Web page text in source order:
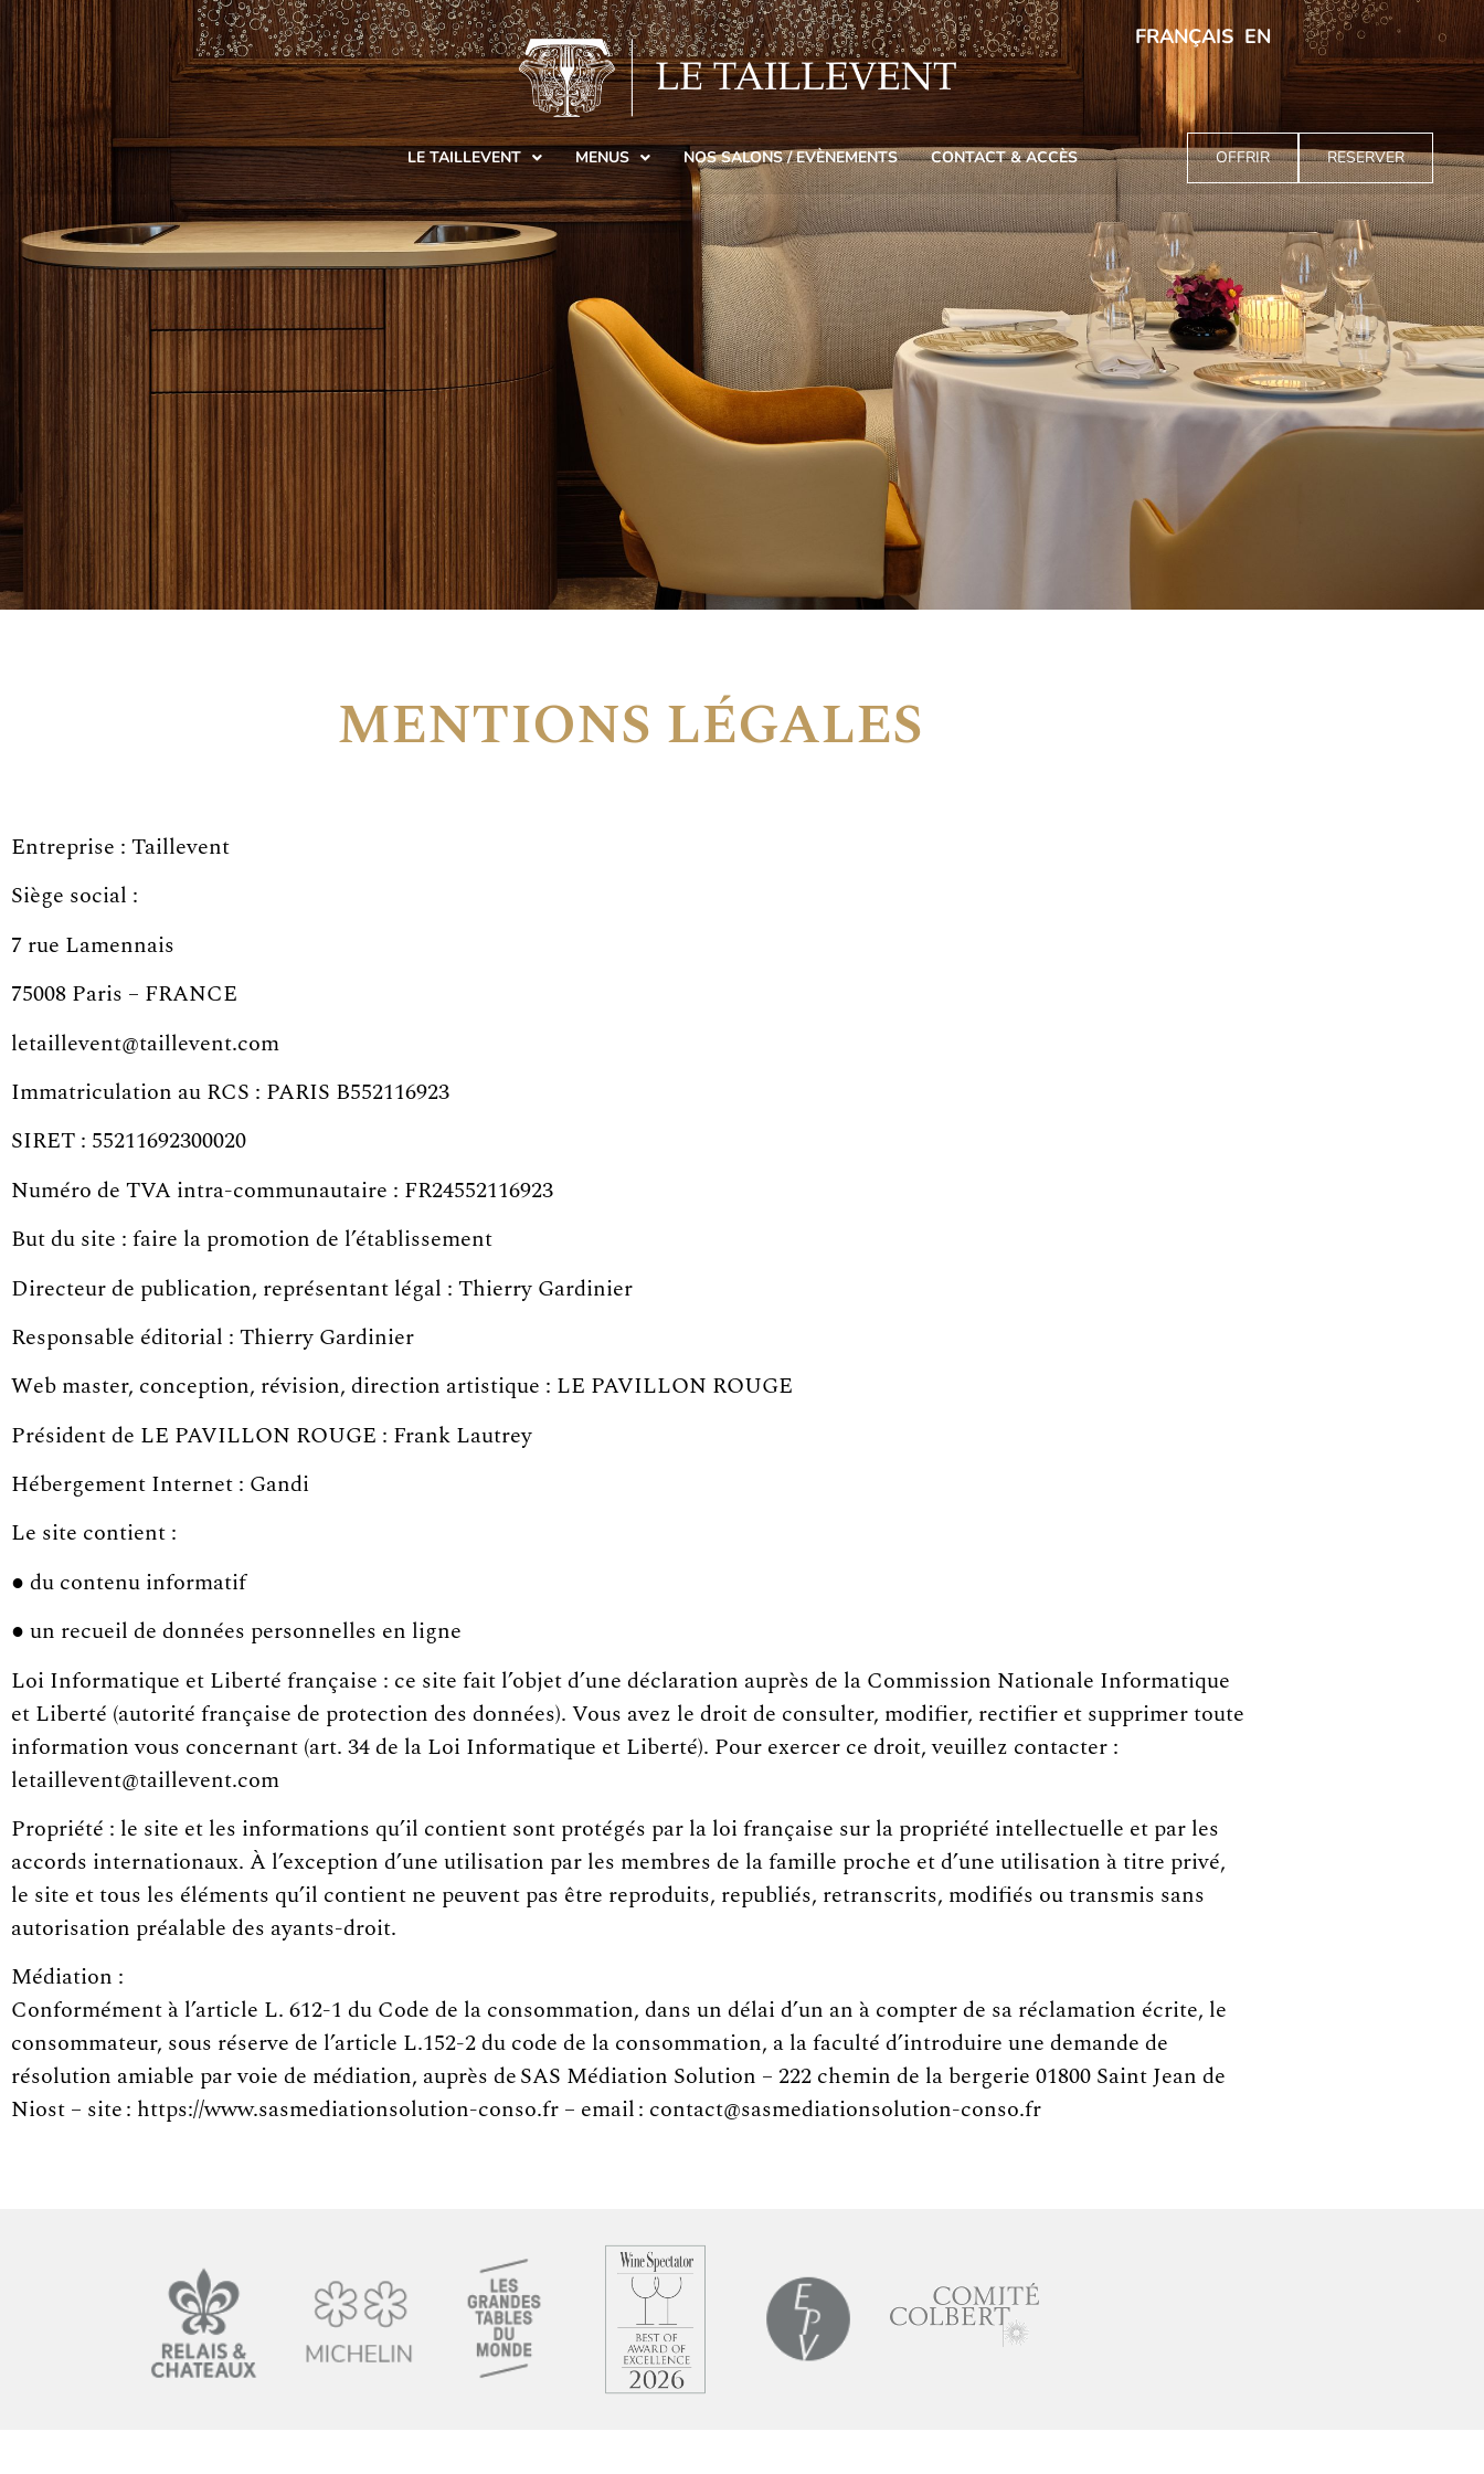
FRANÇAIS EN
LE TAILLEVENT MENUS NOS SALONS / EVÈNEMENTS CONTACT & ACCÈS OFFRIR RESERVER
MENTIONS LÉGALES
Entreprise : Taillevent
Siège social :
7 rue Lamennais
75008 Paris – FRANCE
letaillevent@taillevent.com
Immatriculation au RCS : PARIS B552116923
SIRET : 55211692300020
Numéro de TVA intra-communautaire : FR24552116923
But du site : faire la promotion de l’établissement
Directeur de publication, représentant légal : Thierry Gardinier
Responsable éditorial : Thierry Gardinier
Web master, conception, révision, direction artistique : LE PAVILLON ROUGE
Président de LE PAVILLON ROUGE : Frank Lautrey
Hébergement Internet : Gandi
Le site contient :
● du contenu informatif
● un recueil de données personnelles en ligne
Loi Informatique et Liberté française : ce site fait l’objet d’une déclaration auprès de la Commission Nationale Informatique
et Liberté (autorité française de protection des données). Vous avez le droit de consulter, modifier, rectifier et supprimer toute
information vous concernant (art. 34 de la Loi Informatique et Liberté). Pour exercer ce droit, veuillez contacter :
letaillevent@taillevent.com
Propriété : le site et les informations qu’il contient sont protégés par la loi française sur la propriété intellectuelle et par les
accords internationaux. À l’exception d’une utilisation par les membres de la famille proche et d’une utilisation à titre privé,
le site et tous les éléments qu’il contient ne peuvent pas être reproduits, republiés, retranscrits, modifiés ou transmis sans
autorisation préalable des ayants-droit.
Médiation :
Conformément à l’article L. 612-1 du Code de la consommation, dans un délai d’un an à compter de sa réclamation écrite, le
consommateur, sous réserve de l’article L.152-2 du code de la consommation, a la faculté d’introduire une demande de
résolution amiable par voie de médiation, auprès de SAS Médiation Solution – 222 chemin de la bergerie 01800 Saint Jean de
Niost – site : https://www.sasmediationsolution-conso.fr – email : contact@sasmediationsolution-conso.fr